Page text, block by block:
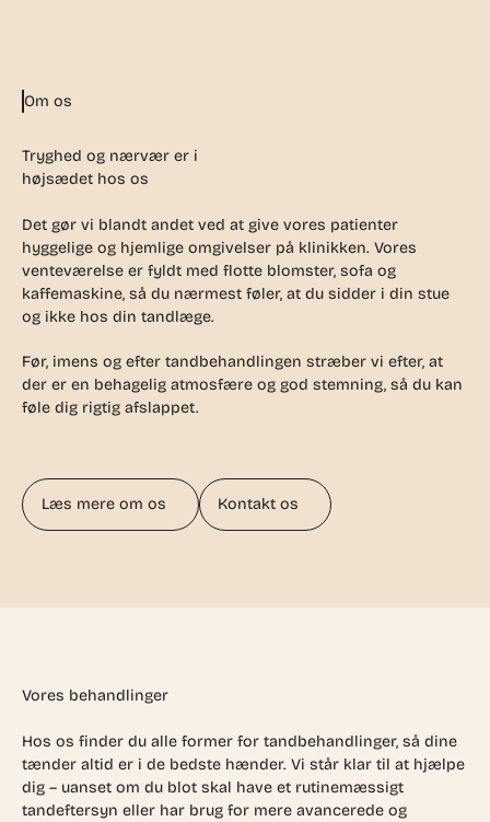
Om os
Tryghed og nærvær er i
højsædet hos os
Det gør vi blandt andet ved at give vores patienter
hyggelige og hjemlige omgivelser på klinikken. Vores
venteværelse er fyldt med flotte blomster, sofa og
kaffemaskine, så du nærmest føler, at du sidder i din stue
og ikke hos din tandlæge.
Før, imens og efter tandbehandlingen stræber vi efter, at
der er en behagelig atmosfære og god stemning, så du kan
føle dig rigtig afslappet.
Læs mere om os Kontakt os
Vores behandlinger
Hos os finder du alle former for tandbehandlinger, så dine
tænder altid er i de bedste hænder. Vi står klar til at hjælpe
dig – uanset om du blot skal have et rutinemæssigt
tandeftersyn eller har brug for mere avancerede og